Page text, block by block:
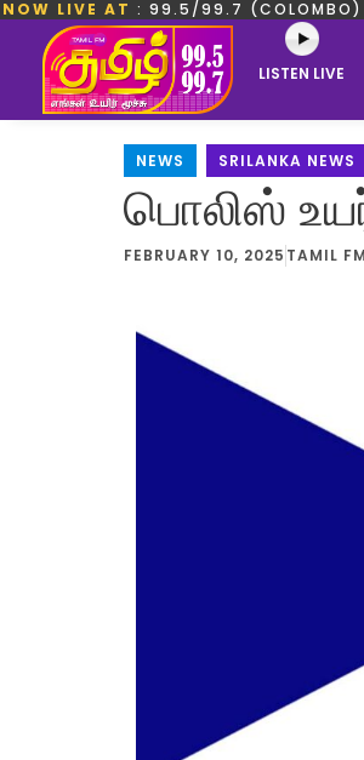
NOW LIVE AT : 99.5/99.7 (COLOMBO) |
LISTEN LIVE
NEWS SRILANKA NEWS
பொலிஸ்
FEBRUARY 10, 2025 TAMIL FM